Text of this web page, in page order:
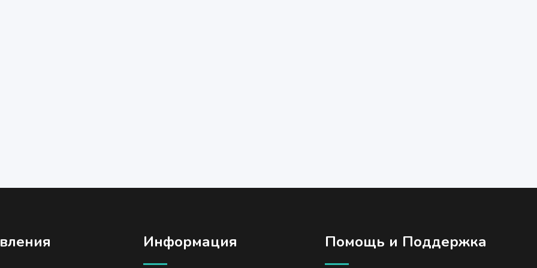
Информация Помощь и Поддержка